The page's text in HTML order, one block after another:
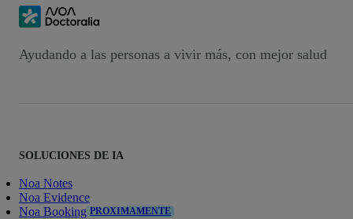
Ayudando a las personas a vivir más, con mejor salud
SOLUCIONES DE IA
Noa Notes
Noa Evidence
Noa Booking PROXIMAMENTE